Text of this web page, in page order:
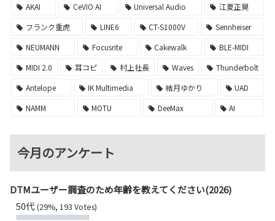
AKAI
CeVIO AI Universal Audio
江夏正晃
フランク重虎
LINE6 CT-S1000V
Sennheiser
NEUMANN
Focusrite Cakewalk
BLE-MIDI
MIDI 2.0
耳コピ 村上社長 Waves
Thunderbolt
Antelope
IK Multimedia 結月ゆかり
UAD
NAMM
MOTU DeeMax AI
今月のアンケート
DTMユーザー調査のため年齢を教えてください(2026)
50代(29%, 193 Votes)